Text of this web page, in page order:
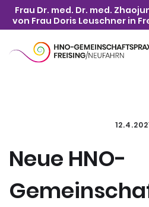
Frau Dr. med. Dr. med.
von Frau Doris Leuschner in
Neue HNO-